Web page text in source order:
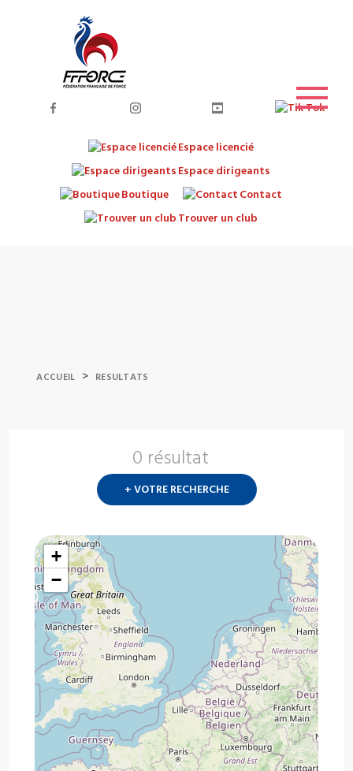
Espace licencié
Espace dirigeants
Boutique
Contact
Trouver un club
ACCUEIL > RESULTATS
0 résultat
+ VOTRE RECHERCHE
+
−